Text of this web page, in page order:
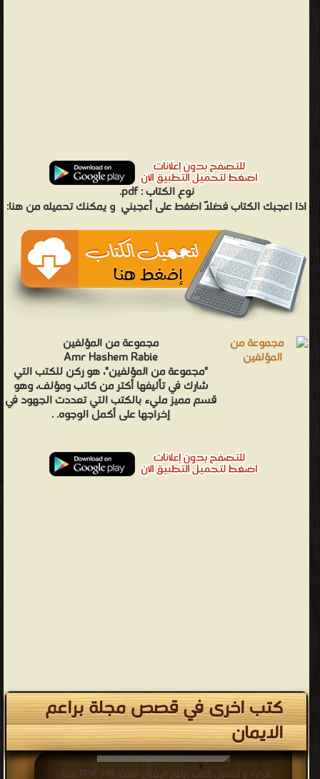
نوع الكتاب :pdf.
اذا اعجبك الكتاب فضلاً اضغط على أعجبني و يمكنك تحميله من هنا:
مجموعة من المؤلفين
Amr Hashem Rabie
"مجموعة من المؤلفين"، هو ركن للكتب التي
شارك في تأليفها أكتر من كاتب ومؤلف، وهو
قسم مميز مليء بالكتب التي تعددت الجهود في
إخراجها على أكمل الوجوه. .
كتب اخرى في قصص مجلة براعم
الايمان
قراءة و تحميل كتاب براعم الإيمان العدد 349 PDF مجانا